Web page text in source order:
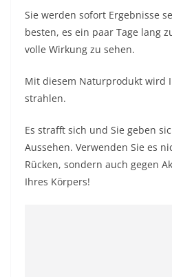
Sie werden sofort Ergebnisse
besten, es ein paar Tage lang
volle Wirkung zu sehen.
Mit diesem Naturprodukt wird
strahlen.
Es strafft sich und Sie geben
Aussehen. Verwenden Sie es
Rücken, sondern auch gegen
Ihres Körpers!